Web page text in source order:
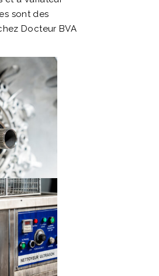
sont des
Docteur BVA